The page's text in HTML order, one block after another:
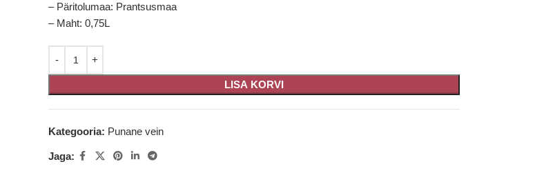
– Päritolumaa: Prantsusmaa
– Maht: 0,75L
LISA KORVI
Kategooria: Punane vein
Jaga: